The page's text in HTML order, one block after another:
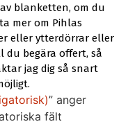
blanketten, om du
mer om Pihlas
eller ytterdörrar eller
du begära offert, så
jag dig så snart
” anger
fält